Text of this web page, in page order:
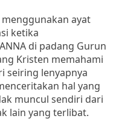
ayat
ketika
di padang Gurun
Kristen memahami
seiring lenyapnya
hal yang
muncul sendiri dari
lain yang terlibat.